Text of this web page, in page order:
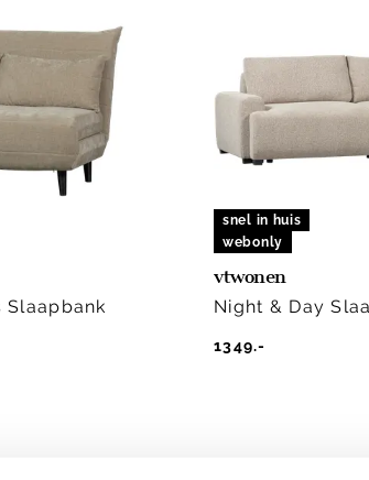
Slaapbank
snel in huis
webonly
vtwonen
Night & Day
1349.-